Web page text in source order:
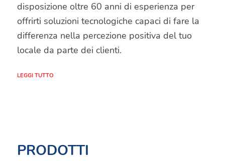
disposizione oltre 60 anni di esperienza per
offrirti soluzioni tecnologiche capaci di fare la
differenza nella percezione positiva del tuo
locale da parte dei clienti.
LEGGI TUTTO
AGGIUNTO ALLA TUA
PRODOTTI